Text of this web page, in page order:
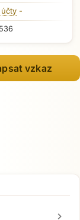
účty -
vzkaz
chevron_right